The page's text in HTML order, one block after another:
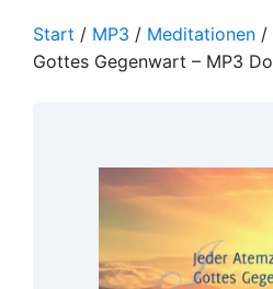
Start / MP3 / Meditationen /
Gottes Gegenwart – MP3